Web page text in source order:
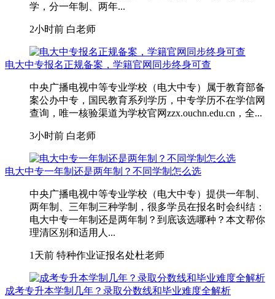
学，分一年制、两年...
2小时前 白老师
电大中专报名正规备案，学籍官网同步终身可查
中央广播电视中等专业学校（电大中专）属于教育部备
案公办中专，国民教育系列学历，中专学历不在学信网
查询，唯一核验渠道为学校官网zzx.ouchn.edu.cn，全...
3小时前 白老师
电大中专一年制还是两年制？不同学制怎么选
中央广播电视中等专业学校（电大中专）提供一年制、
两年制、三年制三种学制，很多学员在报名时会纠结：
电大中专一年制还是两年制？到底该选哪种？本文帮你
理清区别和适用人...
1天前 特种作业证报名处杜老师
成考专升本学制几年？录取分数线和毕业难度全解析